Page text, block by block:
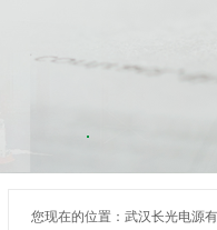
您现在的位置： 武汉长光电源